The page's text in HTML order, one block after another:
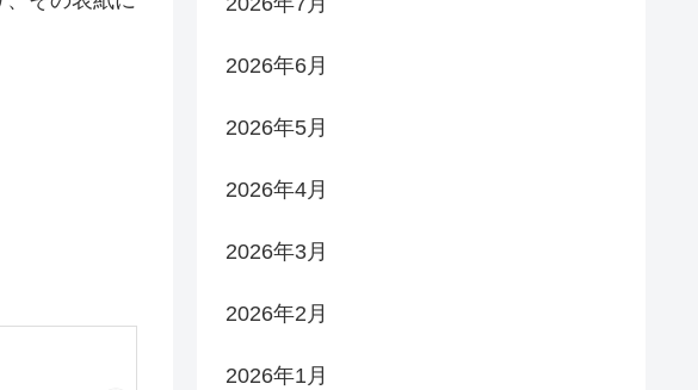
2026年6月
2026年5月
2026年4月
2026年3月
2026年2月
2026年1月